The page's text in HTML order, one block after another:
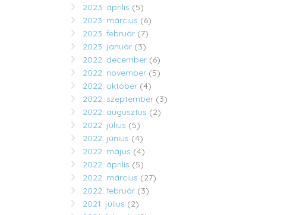
2023. április (5)
2023. március (6)
2023. február(7)
2023. január(3)
2022. december(6)
2022. november(5)
2022. október(4)
2022. szeptember(3)
2022. augusztus (2)
2022. július (5)
2022. június (4)
2022. május (4)
2022. április (5)
2022. március (27)
2022. február(3)
2021. július (2)